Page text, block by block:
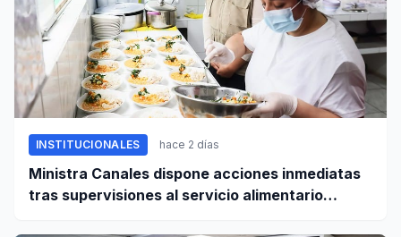
INSTITUCIONALES hace 2 días
Ministra Canales dispone acciones inmediatas
tras supervisiones al servicio alimentario